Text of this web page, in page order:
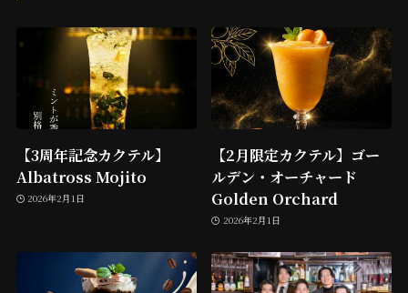
【3周年記念カクテル】
Albatross Mojito
2026年2月1日
【2月限定カクテル】ゴー
ルデン・オーチャード
Golden Orchard
2026年2月1日